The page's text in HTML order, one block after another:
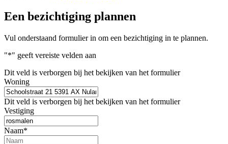
Een bezichtiging plannen​
Vul onderstaand formulier in om een bezichtiging in te plannen.
"*" geeft vereiste velden aan
Dit veld is verborgen bij het bekijken van het formulier
Woning
Dit veld is verborgen bij het bekijken van het formulier
Vestiging
Naam*